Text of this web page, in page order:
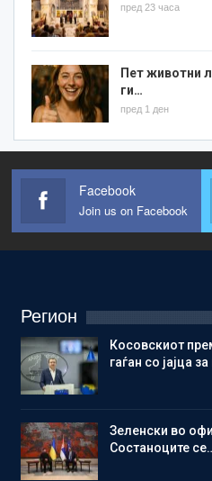
пред 23 часа
Пет животни
ги…
пред 1 ден
Facebook
Join us on Facebook
Регион
Косовскиот
гаѓан со јајца
Зеленски во
Состаноците